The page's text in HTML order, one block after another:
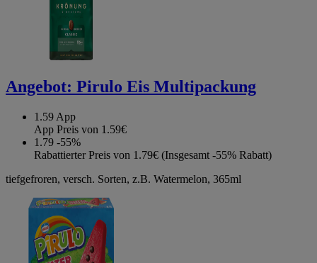
Angebot: Pirulo Eis Multipackung
1.59 App
App Preis von 1.59€
1.79 -55%
Rabattierter Preis von 1.79€ (Insgesamt -55% Rabatt)
tiefgefroren, versch. Sorten, z.B. Watermelon, 365ml